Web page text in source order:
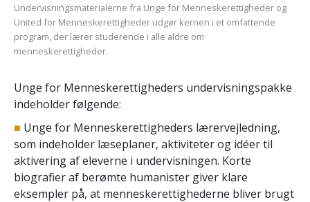
Undervisningsmaterialerne fra Unge for Menneskerettigheder og
United for Menneske­rettigheder udgør kernen i et omfattende
program, der lærer studerende i alle aldre om
menneskerettigheder.
Unge for Menneskerettigheders undervisningspakke
indeholder følgende:
■ Unge for Menneskerettigheders lærervejledning,
som indeholder læseplaner, aktiviteter og idéer til
aktivering af eleverne i undervisningen. Korte
biografier af berømte humanister giver klare
eksempler på, at menneskerettighederne bliver brugt